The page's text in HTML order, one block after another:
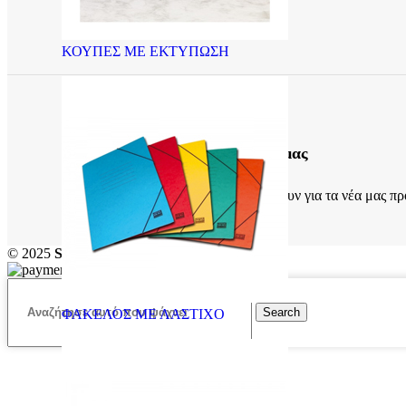
ΚΟΥΠΕΣ ΜΕ ΕΚΤΥΠΩΣΗ
ΦΑΚΕΛΟΣ ΜΕ ΛΑΣΤΙΧΟ
Εγγραφείτε στο newsletter μας
Και γίνετε οι πρώτοι που θα μάθουν για τα νέα μας
© 2025 Sfragida |
Search